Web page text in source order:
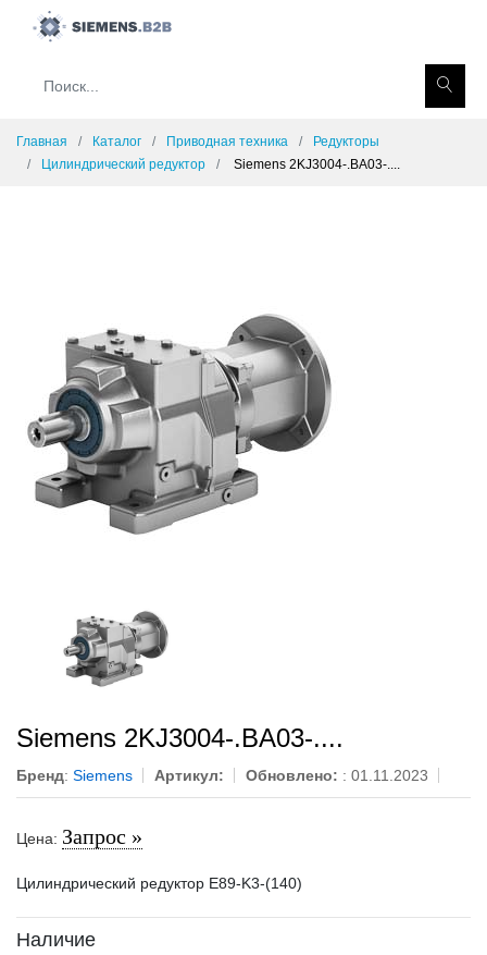
Главная Каталог Приводная техника
Редукторы
Цилиндрический редуктор
Siemens 2KJ3004-.BA03-....
Siemens 2KJ3004-.BA03-....
Бренд: Siemens Артикул: Обновлено: : 01.11.2023
Цена: Запрос »
Цилиндрический редуктор E89-K3-(140)
Наличие